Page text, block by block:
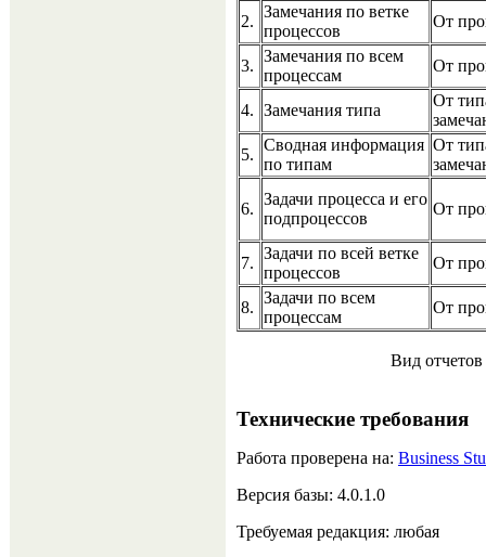
2.
Замечания по ветке
процессов
От
3.
Замечания по всем
процессам
От
4. Замечания типа
От
5.
Сводная информация
по типам
От
6.
Задачи процесса и его
подпроцессов
От
7.
Задачи по всей ветке
процессов
От
8.
Задачи по всем
процессам
От
Вид
Технические требования
Работа проверена на: Business
Версия базы: 4.0.1.0
Требуемая редакция: любая